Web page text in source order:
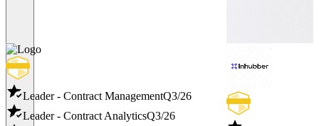
Leader - Contract ManagementQ3/26
Leader - Contract AnalyticsQ3/26